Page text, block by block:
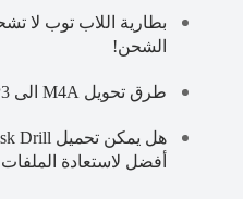
الشحن!
طرق تحويل M4A الى MP3 مجانًا
أفضل لاستعادة